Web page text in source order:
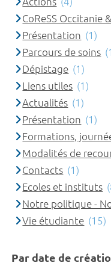
CoReSS Occitanie
Présentation (1)
Parcours de soins
Dépistage (1)
Liens utiles (1)
Actualités (1)
Présentation (1)
Formations,
Modalités de
Contacts (1)
Ecoles et instituts
Notre politique -
Vie étudiante (15)
Par date de